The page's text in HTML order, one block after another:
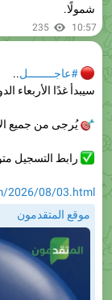
#عاجــــــــل..
يُرجى من جميع
رابط التسجيل
2026/08/03.html